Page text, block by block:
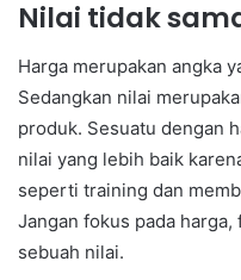
Nilai tidak
Harga merupakan angka
Sedangkan nilai
produk. Sesuatu dengan
nilai yang lebih baik
seperti training dan
Jangan fokus pada
sebuah nilai.